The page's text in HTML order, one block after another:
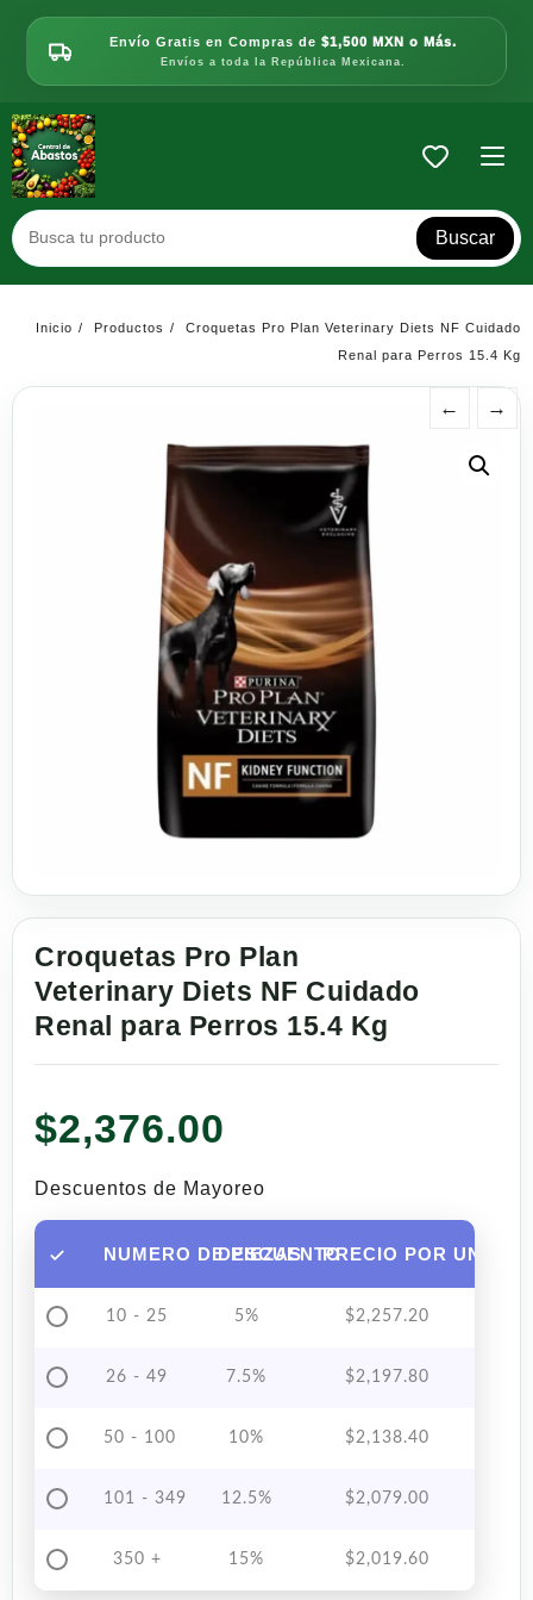
contenido
Envío Gratis en Compras de $1,500 MXN o Más.
Envíos a toda la República Mexicana.
Buscar
Inicio Productos
Croquetas Pro Plan Veterinary Diets NF Cuidado
Renal para Perros 15.4 Kg
← →
Croquetas Pro Plan
Veterinary Diets NF Cuidado
Renal para Perros 15.4 Kg
$2,376.00
Descuentos de Mayoreo
NUMERO DE PIEZAS
DESCUENTOPRECIO POR UNIDAD
10 - 25 5% $2,257.20
26 - 49 7.5% $2,197.80
50 - 100 10% $2,138.40
101 - 349 12.5% $2,079.00
350 + 15% $2,019.60